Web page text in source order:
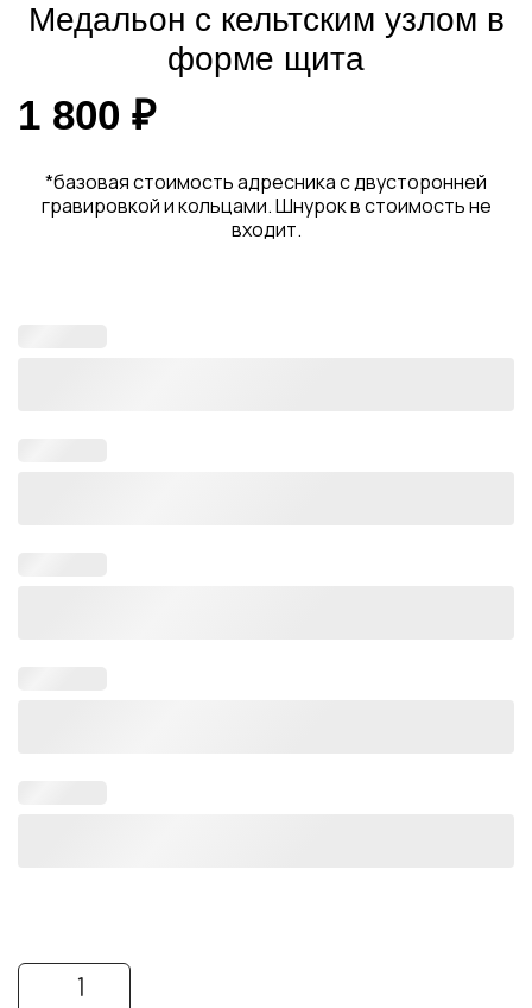
Медальон с кельтским узлом в
форме щита
1 800 ₽
*базовая стоимость адресника с двусторонней
гравировкой и кольцами. Шнурок в стоимость не
входит.